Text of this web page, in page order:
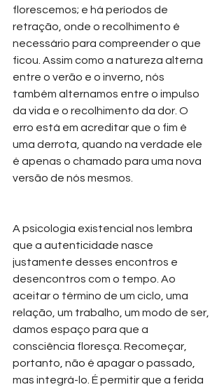
florescemos; e há períodos de
retração, onde o recolhimento é
necessário para compreender o que
ficou. Assim como a natureza alterna
entre o verão e o inverno, nós
também alternamos entre o impulso
da vida e o recolhimento da dor. O
erro está em acreditar que o fim é
uma derrota, quando na verdade ele
é apenas o chamado para uma nova
versão de nós mesmos.
A psicologia existencial nos lembra
que a autenticidade nasce
justamente desses encontros e
desencontros com o tempo. Ao
aceitar o término de um ciclo, uma
relação, um trabalho, um modo de ser,
damos espaço para que a
consciência floresça. Recomeçar,
portanto, não é apagar o passado,
mas integrá-lo. É permitir que a ferida